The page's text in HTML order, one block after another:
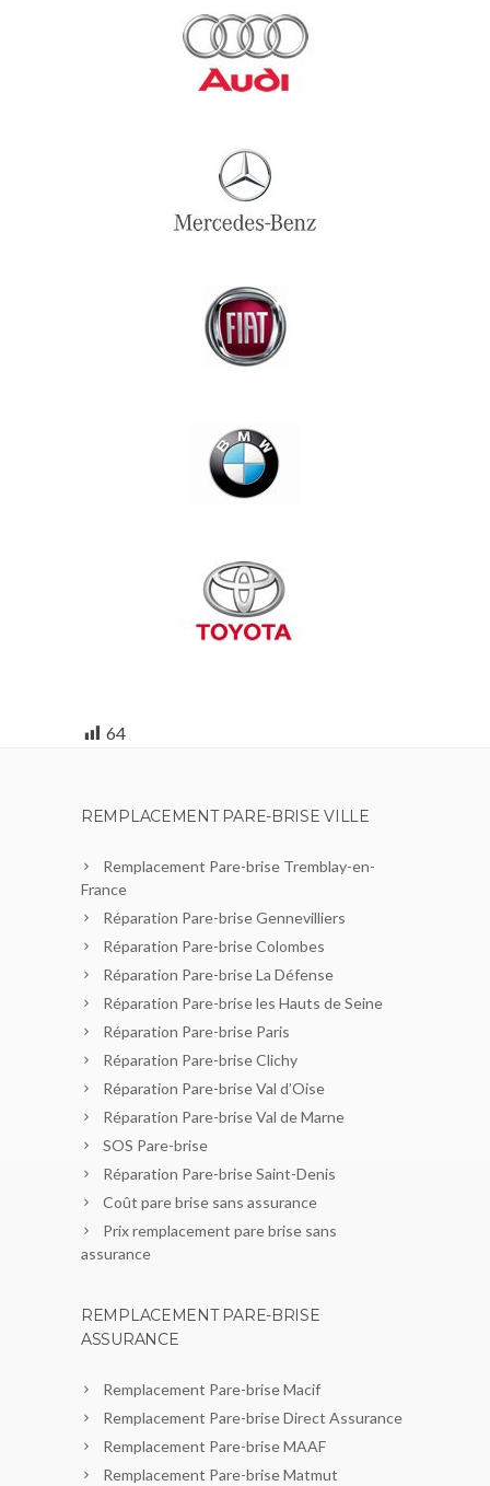
64
REMPLACEMENT PARE-BRISE VILLE
Remplacement Pare-brise Tremblay-en-
France
Réparation Pare-brise Gennevilliers
Réparation Pare-brise Colombes
Réparation Pare-brise La Défense
Réparation Pare-brise les Hauts de Seine
Réparation Pare-brise Paris
Réparation Pare-brise Clichy
Réparation Pare-brise Val d’Oise
Réparation Pare-brise Val de Marne
SOS Pare-brise
Réparation Pare-brise Saint-Denis
Coût pare brise sans assurance
Prix remplacement pare brise sans
assurance
REMPLACEMENT PARE-BRISE
ASSURANCE
Remplacement Pare-brise Macif
Remplacement Pare-brise Direct Assurance
Remplacement Pare-brise MAAF
Remplacement Pare-brise Matmut